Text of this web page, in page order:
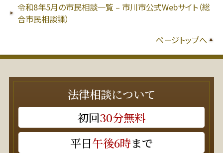
令和8年5月の市民相談一覧 – 市川市公式Webサイト（総
合市民相談課）
ページトップへ
法律相談について
初回30分無料
平日午後6時まで